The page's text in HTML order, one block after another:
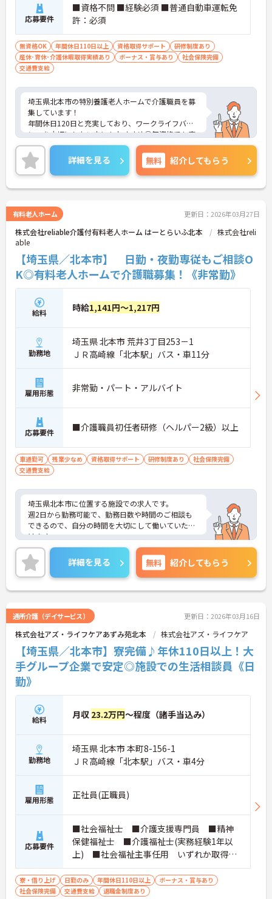
応募要件
■資格不問 ■経験必須 ■普通自動車運転免
許：必須
無資格OK 年間休日110日以上 資格取得サポート
研修制度あり
産休･育休･介護休暇取得実績あり
ボーナス・賞与あり
社会保険完備
交通費支給
埼玉県北本市の特別養護老人ホームで介護職員を募
集しています！
年間休日120日と充実しており、ワークライフバラ
ンスを大切にしたい方にもおすすめ◎無資格でも応
募可能となっております！独自の研修制度もあり、
働きながらスキルアップも目指せます♪
ご興味のある方は、面接のポイントをお伝えします
のでお気軽にご連絡ください！
詳細を見る 無料 紹介してもらう
有料老人ホーム 更新日：2026年03月27日
株式会社reliable介護付有料老人ホーム はーとらいふ北本
株式会社reli
able
【埼玉県／北本市】 日勤・夜勤専従もご相談O
K◎有料老人ホームで介護職募集！《非常勤》
給料 時給1,141円～1,217円
勤務地
埼玉県 北本市 荒井3丁目253－1
ＪＲ高崎線「北本駅」バス・車11分
雇用形態 非常勤・パート・アルバイト
応募要件 ■介護職員初任者研修（ヘルパー2級）以上
車通勤可 残業少なめ 資格取得サポート 研修制度あり
社会保険完備
交通費支給
埼玉県北本市に位置する施設での求人です。
週2日から勤務可能で、勤務日数や時間のご相談も
できるので、自分の時間を大切にして働いていただ
けます。
ご興味のある方はお気軽にお問い合わせ下さい。
詳細を見る 無料 紹介してもらう
通所介護（デイサービス） 更新日：2026年03月16日
株式会社アズ・ライフケアあずみ苑北本 株式会社アズ・ライフケア
【埼玉県／北本市】寮完備♪年休110日以上！大
手グループ企業で安定◎施設での生活相談員《日
勤》
給料 月収 23.2万円～程度（諸手当込み）
勤務地
埼玉県 北本市 本町8-156-1
ＪＲ高崎線「北本駅」バス・車4分
雇用形態 正社員(正職員)
応募要件
■社会福祉士 ■介護支援専門員 ■精神
保健福祉士 ■介護福祉士(実務経験1年以
上) ■社会福祉主事任用 いずれか取得さ
れている方 ■普通自動車免許をお持ちの
方 ※厚生労働大臣が定める科目を3科目以上
履修していることが成績証明書の提示にて
寮・借り上げ 日勤のみ 年間休日110日以上
ボーナス・賞与あり
社会保険完備
交通費支給 退職金制度あり